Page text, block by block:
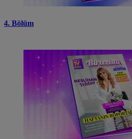
4. Bölüm